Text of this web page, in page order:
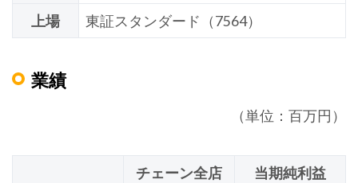
上場
東証スタンダード（7564）
業績
（単位：百万円）
チェーン全店
当期純利益